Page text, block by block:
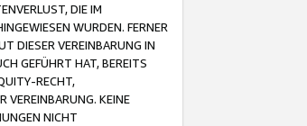
DIE IM
WURDEN. FERNER
DIESER VEREINBARUNG IN
GEFÜHRT HAT, BEREITS
RECHT,
VEREINBARUNG. KEINE
NICHT